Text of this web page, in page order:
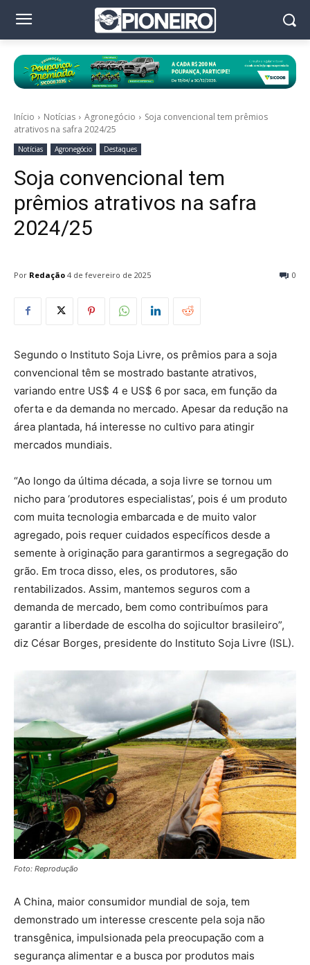
Início Notícias Agronegócio
Soja convencional tem prêmios
atrativos na safra 2024/25
Notícias Agronegócio Destaques
Soja convencional tem
prêmios atrativos na safra
2024/25
Por Redação 0
4 de fevereiro de 2025
Segundo o Instituto Soja Livre, os prêmios para a soja
convencional têm se mostrado bastante atrativos,
variando entre US$ 4 e US$ 6 por saca, em função da
oferta e da demanda no mercado. Apesar da redução na
área plantada, há interesse no cultivo para atingir
mercados mundiais.
“Ao longo da última década, a soja livre se tornou um
nicho para ‘produtores especialistas’, pois é um produto
com muita tecnologia embarcada e de muito valor
agregado, pois requer cuidados específicos desde a
semente à originação para garantirmos a segregação do
grão. Em troca disso, eles, os produtores, são
rentabilizados. Assim, mantemos seguros com a
demanda de mercado, bem como contribuímos para
garantir a liberdade de escolha do sojicultor brasileiro”,
diz César Borges, presidente do Instituto Soja Livre (ISL).
Foto: Reprodução
A China, maior consumidor mundial de soja, tem
demonstrado um interesse crescente pela soja não
transgênica, impulsionada pela preocupação com a
segurança alimentar e a busca por produtos mais